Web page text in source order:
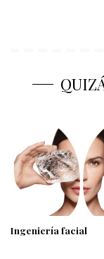
Ingeniería facial